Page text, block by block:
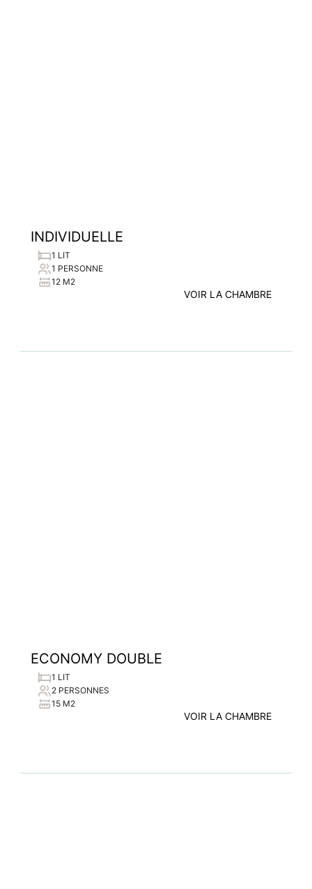
INDIVIDUELLE
1 LIT
1 PERSONNE
12 M2
VOIR LA CHAMBRE
ECONOMY DOUBLE
1 LIT
2 PERSONNES
15 M2
VOIR LA CHAMBRE